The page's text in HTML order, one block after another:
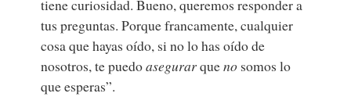
tiene curiosidad. Bueno, queremos responder a
tus preguntas. Porque francamente, cualquier
cosa que hayas oído, si no lo has oído de
nosotros, te puedoasegurarqueno somos lo
que esperas”.